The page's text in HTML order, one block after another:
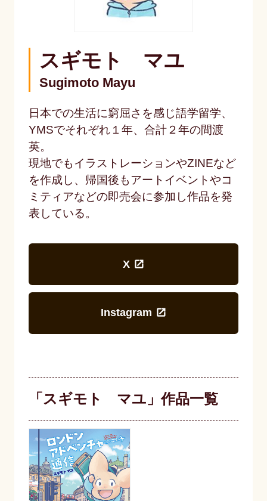
スギモト マユ
Sugimoto Mayu
日本での生活に窮屈さを感じ語学留学、
YMSでそれぞれ１年、合計２年の間渡
英。
現地でもイラストレーションやZINEなど
を作成し、帰国後もアートイベントやコ
ミティアなどの即売会に参加し作品を発
表している。
X
Instagram
「スギモト マユ」作品一覧